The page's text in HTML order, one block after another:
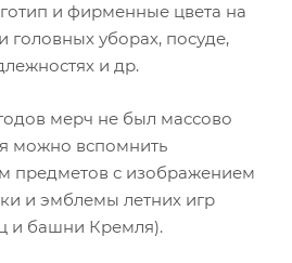
и фирменные цвета на
головных уборах, посуде,
и др.
мерч не был массово
можно вспомнить
предметов с изображением
и эмблемы летних игр
и башни Кремля).